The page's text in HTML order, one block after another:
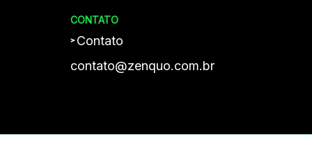
CONTATO
Contato
contato@zenquo.com.br